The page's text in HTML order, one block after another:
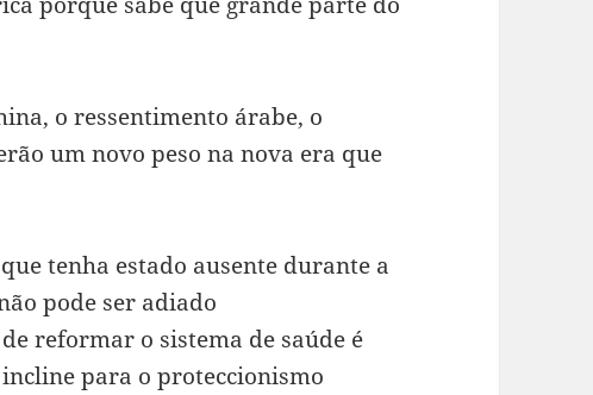
o ressentimento árabe, o
um novo peso na nova era que
tenha estado ausente durante a
pode ser adiado
reformar o sistema de saúde é
para o proteccionismo